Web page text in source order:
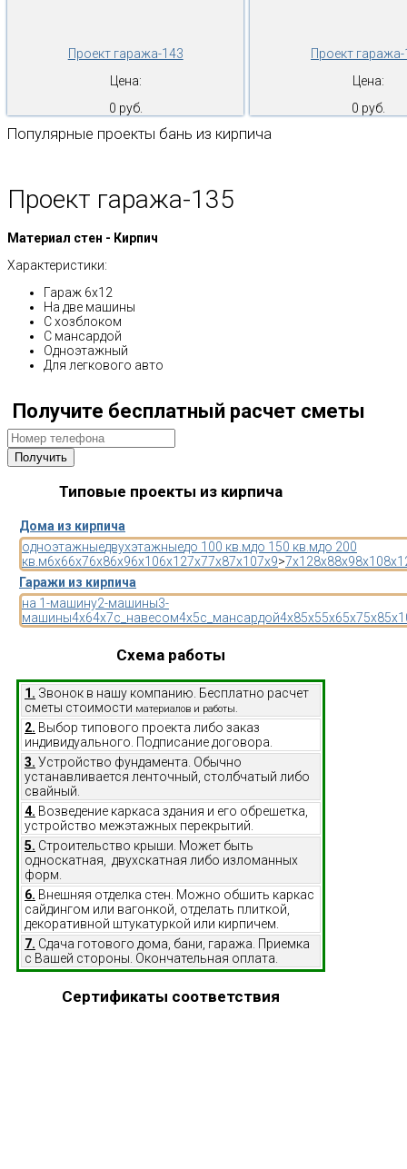
Проект гаража-143
Цена:
0 руб.
Проект
Цена:
0 руб.
Популярные проекты бань из кирпича
Проект гаража-135
Материал стен - Кирпич
Характеристики:
Гараж 6х12
На две машины
С хозблоком
С мансардой
Одноэтажный
Для легкового авто
Получите бесплатный расчет сметы
Типовые проекты из кирпича
Дома из кирпича
одноэтажныедвухэтажныедо 100 кв.мдо 150 кв.мдо 200
кв.м6x66x76x86x96x106x127x77x87x107x9>7x128x88x98x10
Гаражи из кирпича
на 1-машину2-машины3-
машины4x64x7с_навесом4x5с_мансардой4x85x55x65x75x8
Схема работы
1. Звонок в нашу компанию. Бесплатно расчет
сметы стоимости материалов и работы.
2. Выбор типового проекта либо заказ
индивидуального. Подписание договора.
3. Устройство фундамента. Обычно
устанавливается ленточный, столбчатый либо
свайный.
4. Возведение каркаса здания и его обрешетка,
устройство межэтажных перекрытий.
5. Строительство крыши. Может быть
односкатная, двухскатная либо изломанных
форм.
6. Внешняя отделка стен. Можно обшить каркас
сайдингом или вагонкой, отделать плиткой,
декоративной штукатуркой или кирпичем.
7. Сдача готового дома, бани, гаража. Приемка
с Вашей стороны. Окончательная оплата.
Сертификаты соответствия